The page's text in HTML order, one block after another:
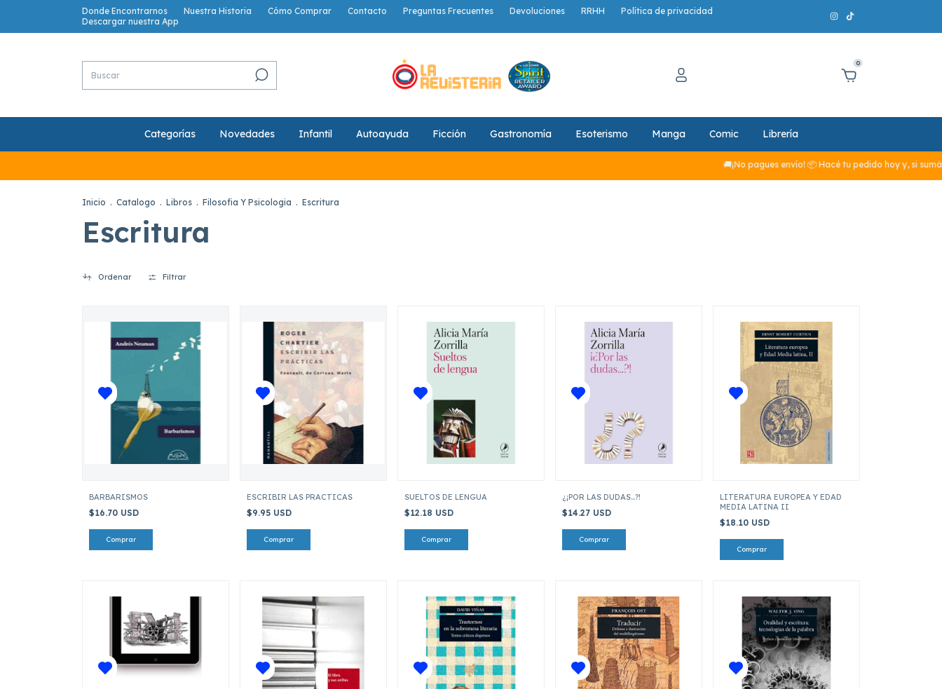
Donde Encontrarnos Nuestra Historia Cómo Comprar Contacto Preguntas Frecuentes Devoluciones RRHH
Política de privacidad
Descargar nuestra App
0
Categorías Novedades Infantil Autoayuda Ficción Gastronomía Esoterismo Manga Comic Librería
🚚¡No pagues envío! 📦 Hacé tu pedido hoy y, si sumás
Inicio . Catalogo . Libros . Filosofia Y Psicologia . Escritura
Escritura
Ordenar Filtrar
BARBARISMOS
$16.70 USD
ESCRIBIR LAS PRACTICAS
$9.95 USD
SUELTOS DE LENGUA
$12.18 USD
¿¡POR LAS DUDAS...?!
$14.27 USD
LITERATURA EUROPEA Y EDAD
MEDIA LATINA II
$18.10 USD